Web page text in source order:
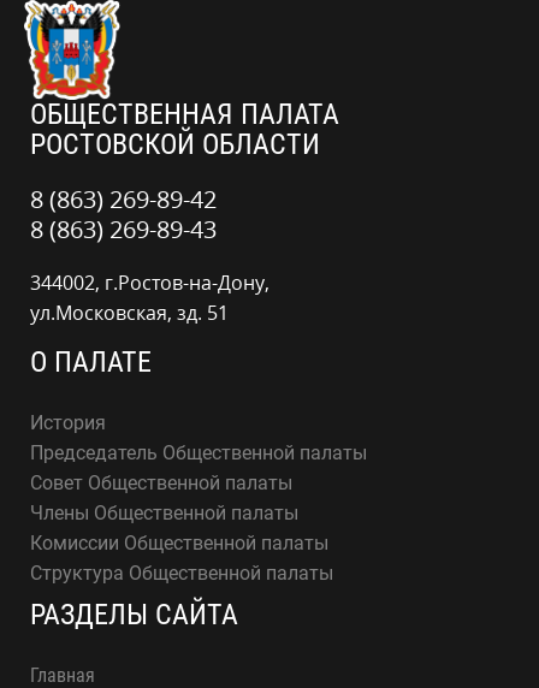
ОБЩЕСТВЕННАЯ ПАЛАТА
РОСТОВСКОЙ ОБЛАСТИ
8 (863) 269-89-42
8 (863) 269-89-43
344002, г.Ростов-на-Дону,
ул.Московская, зд. 51
О ПАЛАТЕ
История
Председатель Общественной палаты
Совет Общественной палаты
Члены Общественной палаты
Комиссии Общественной палаты
Структура Общественной палаты
РАЗДЕЛЫ САЙТА
Главная